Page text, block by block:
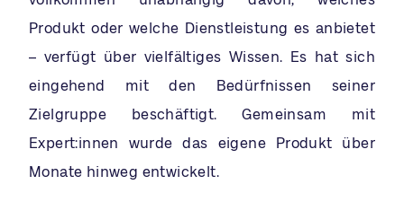
Produkt oder welche Dienstleistung es anbietet
– verfügt über vielfältiges Wissen. Es hat sich
eingehend mit den Bedürfnissen seiner
Zielgruppe beschäftigt. Gemeinsam mit
Expert:innen wurde das eigene Produkt über
Monate hinweg entwickelt.